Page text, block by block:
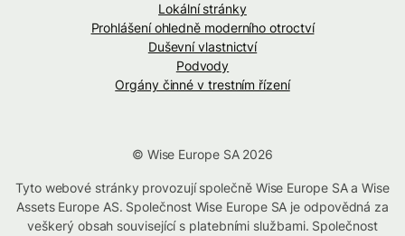
Lokální stránky
Prohlášení ohledně moderního otroctví
Duševní vlastnictví
Podvody
Orgány činné v trestním řízení
© Wise Europe SA 2026
Tyto webové stránky provozují společně Wise Europe SA a Wise
Assets Europe AS. Společnost Wise Europe SA je odpovědná za
veškerý obsah související s platebními službami. Společnost